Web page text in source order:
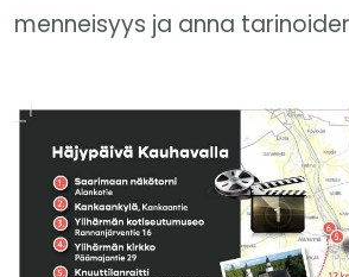
menneisyys ja anna